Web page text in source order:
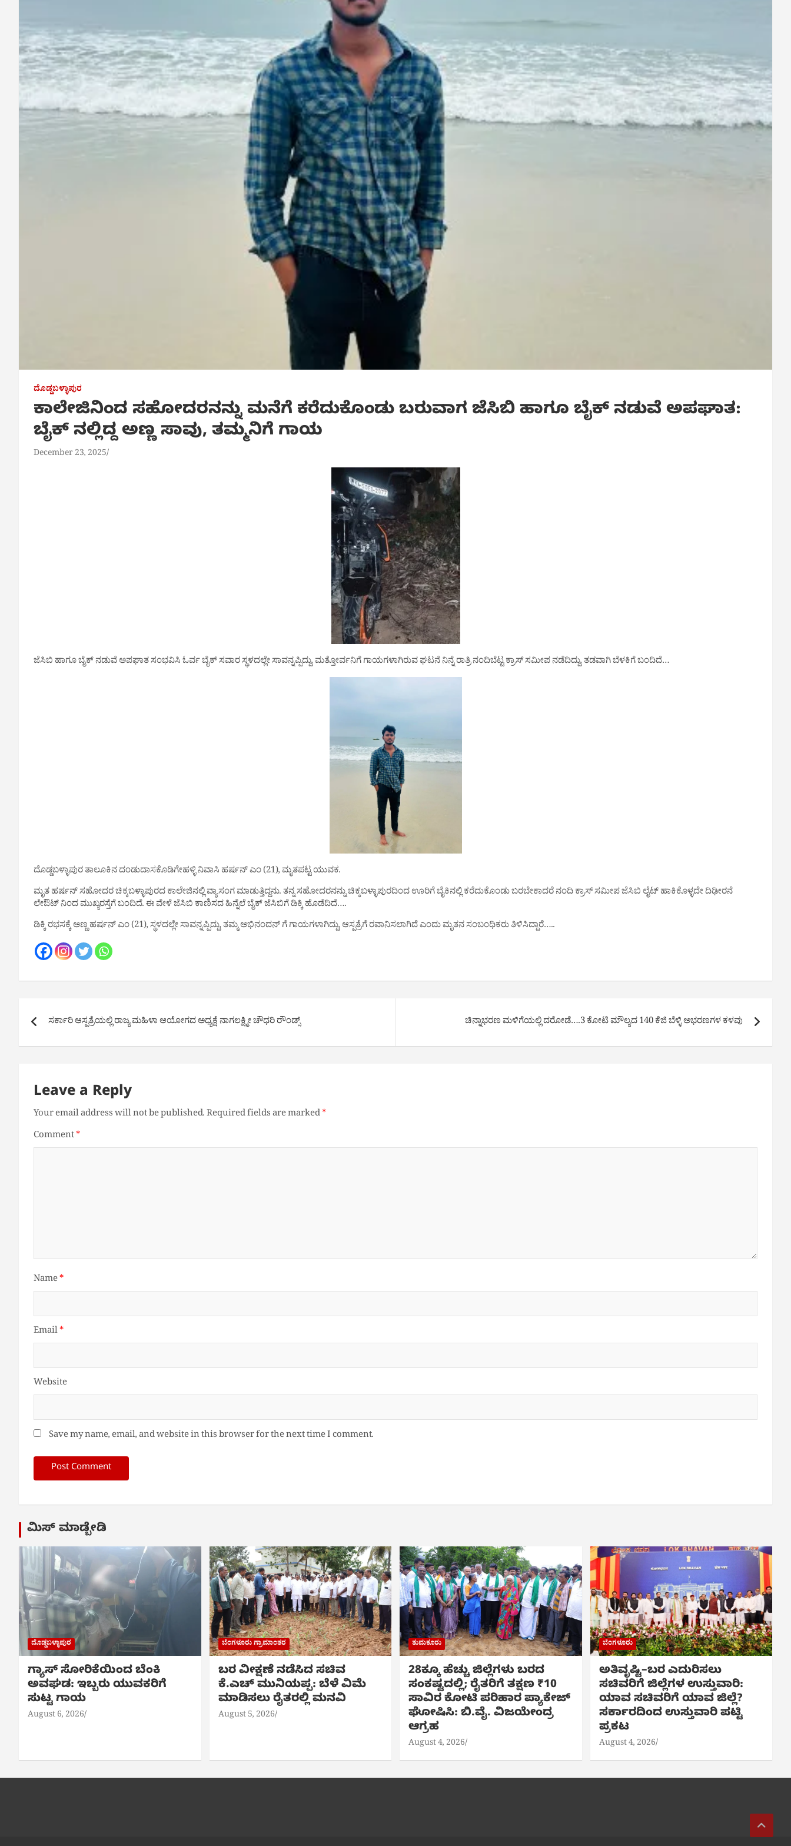
ದೊಡ್ಡಬಳ್ಳಾಪುರ
ಕಾಲೇಜಿನಿಂದ ಸಹೋದರನನ್ನು ಮನೆಗೆ ಕರೆದುಕೊಂಡು ಬರುವಾಗ ಜೆಸಿಬಿ ಹಾಗೂ ಬೈಕ್ ನಡುವೆ ಅಪಘಾತ:
ಬೈಕ್ ನಲ್ಲಿದ್ದ ಅಣ್ಣ ಸಾವು, ತಮ್ಮನಿಗೆ ಗಾಯ
December 23, 2025
ಜೆಸಿಬಿ ಹಾಗೂ ಬೈಕ್ ನಡುವೆ ಅಪಘಾತ ಸಂಭವಿಸಿ ಓರ್ವ ಬೈಕ್ ಸವಾರ ಸ್ಥಳದಲ್ಲೇ ಸಾವನ್ನಪ್ಪಿದ್ದು, ಮತ್ತೋರ್ವನಿಗೆ ಗಾಯಗಳಾಗಿರುವ ಘಟನೆ ನಿನ್ನೆ ರಾತ್ರಿ ನಂದಿಬೆಟ್ಟ ಕ್ರಾಸ್ ಸಮೀಪ ನಡೆದಿದ್ದು, ತಡವಾಗಿ ಬೆಳಕಿಗೆ ಬಂದಿದೆ…
ದೊಡ್ಡಬಳ್ಳಾಪುರ ತಾಲೂಕಿನ ದಂಡುದಾಸಕೊಡಿಗೇಹಳ್ಳಿ ನಿವಾಸಿ ಹರ್ಷನ್ ಎಂ (21), ಮೃತಪಟ್ಟ ಯುವಕ.
ಮೃತ ಹರ್ಷನ್ ಸಹೋದರ ಚಿಕ್ಕಬಳ್ಳಾಪುರದ ಕಾಲೇಜಿನಲ್ಲಿ ವ್ಯಾಸಂಗ ಮಾಡುತ್ತಿದ್ದನು. ತನ್ನ ಸಹೋದರನನ್ನು ಚಿಕ್ಕಬಳ್ಳಾಪುರದಿಂದ ಊರಿಗೆ ಬೈಕಿನಲ್ಲಿ ಕರೆದುಕೊಂಡು ಬರಬೇಕಾದರೆ ನಂದಿ ಕ್ರಾಸ್ ಸಮೀಪ ಜೆಸಿಬಿ ಲೈಟ್ ಹಾಕಿಕೊಳ್ಳದೇ ದಿಢೀರನೆ
ಲೇಔಟ್ ನಿಂದ ಮುಖ್ಯರಸ್ತೆಗೆ ಬಂದಿದೆ. ಈ ವೇಳೆ ಜೆಸಿಬಿ ಕಾಣಿಸದ ಹಿನ್ನೆಲೆ ಬೈಕ್ ಜೆಸಿಬಿಗೆ ಡಿಕ್ಕಿ ಹೊಡೆದಿದೆ….
ಡಿಕ್ಕಿ ರಭಸಕ್ಕೆ ಅಣ್ಣ ಹರ್ಷನ್ ಎಂ (21), ಸ್ಥಳದಲ್ಲೇ ಸಾವನ್ನಪ್ಪಿದ್ದು, ತಮ್ಮ ಅಭಿನಂದನ್ ಗೆ ಗಾಯಗಳಾಗಿದ್ದು, ಆಸ್ಪತ್ರೆಗೆ ರವಾನಿಸಲಾಗಿದೆ ಎಂದು ಮೃತನ ಸಂಬಂಧಿಕರು ತಿಳಿಸಿದ್ದಾರೆ…..
Post
navigation
ಸರ್ಕಾರಿ ಆಸ್ಪತ್ರೆಯಲ್ಲಿ ರಾಜ್ಯ ಮಹಿಳಾ ಆಯೋಗದ ಅಧ್ಯಕ್ಷೆ ನಾಗಲಕ್ಷ್ಮೀ ಚೌಧರಿ ರೌಂಡ್ಸ್​ ಚಿನ್ನಾಭರಣ ಮಳಿಗೆಯಲ್ಲಿ ದರೋಡೆ….3 ಕೋಟಿ ಮೌಲ್ಯದ 140 ಕೆಜಿ ಬೆಳ್ಳಿ ಅಭರಣಗಳ ಕಳವು
Leave a Reply
Your email address will not be published.Required fields are marked*
Comment*
Name*
Email*
Website
Save my name, email, and website in this browser for the next time I comment.
ಮಿಸ್ ಮಾಡ್ಬೇಡಿ
ದೊಡ್ಡಬಳ್ಳಾಪುರ
ಗ್ಯಾಸ್ ಸೋರಿಕೆಯಿಂದ ಬೆಂಕಿ
ಅವಘಡ: ಇಬ್ಬರು ಯುವಕರಿಗೆ
ಸುಟ್ಟ ಗಾಯ
August 6, 2026
ಬೆಂಗಳೂರು ಗ್ರಾಮಾಂತರ
ಬರ ವೀಕ್ಷಣೆ ನಡೆಸಿದ ಸಚಿವ
ಕೆ.ಎಚ್ ಮುನಿಯಪ್ಪ: ಬೆಳೆ ವಿಮೆ
ಮಾಡಿಸಲು ರೈತರಲ್ಲಿ ಮನವಿ
August 5, 2026
ತುಮಕೂರು
28ಕ್ಕೂ ಹೆಚ್ಚು ಜಿಲ್ಲೆಗಳು ಬರದ
ಸಂಕಷ್ಟದಲ್ಲಿ; ರೈತರಿಗೆ ತಕ್ಷಣ ₹10
ಸಾವಿರ ಕೋಟಿ ಪರಿಹಾರ ಪ್ಯಾಕೇಜ್
ಘೋಷಿಸಿ: ಬಿ.ವೈ. ವಿಜಯೇಂದ್ರ
ಆಗ್ರಹ
August 4, 2026
ಬೆಂಗಳೂರು
ಅತಿವೃಷ್ಟಿ–ಬರ ಎದುರಿಸಲು
ಸಚಿವರಿಗೆ ಜಿಲ್ಲೆಗಳ ಉಸ್ತುವಾರಿ:
ಯಾವ ಸಚಿವರಿಗೆ ಯಾವ ಜಿಲ್ಲೆ?
ಸರ್ಕಾರದಿಂದ ಉಸ್ತುವಾರಿ ಪಟ್ಟಿ
ಪ್ರಕಟ
August 4, 2026